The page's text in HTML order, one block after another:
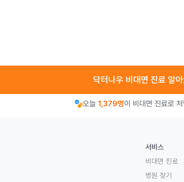
닥터나우 비대면 진료 알
오늘 1,379명이 비대면 진료로
서비스
비대면 진료
병원 찾기